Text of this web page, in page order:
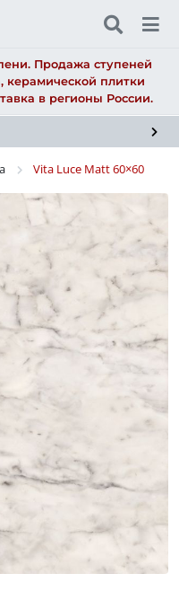
Продажа ступеней
керамической плитки
в регионы России.
Vita Luce Matt60×60